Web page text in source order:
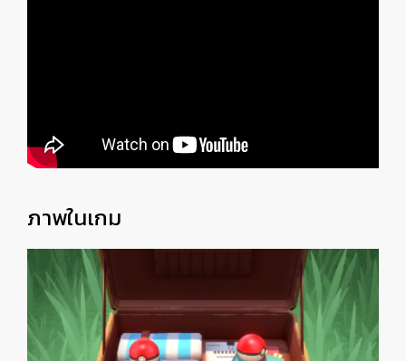
ภาพในเกม